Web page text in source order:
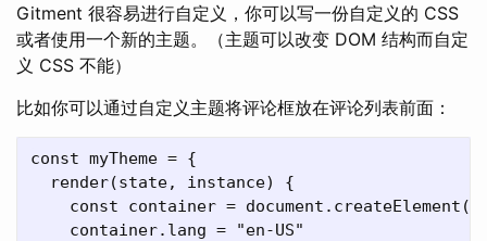
Gitment 很容易进行自定义，你可以写一份自定义的 CSS
或者使用一个新的主题。（主题可以改变 DOM 结构而自定
义 CSS 不能）
比如你可以通过自定义主题将评论框放在评论列表前面：
const myTheme = {
  render(state, instance) {
const container =
    container.lang = "en-US"